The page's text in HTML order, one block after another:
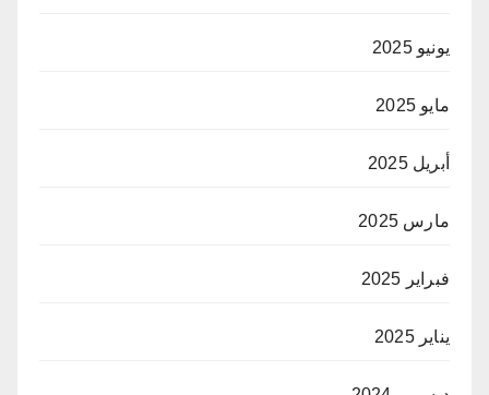
يونيو 2025
مايو 2025
أبريل 2025
مارس 2025
فبراير 2025
يناير 2025